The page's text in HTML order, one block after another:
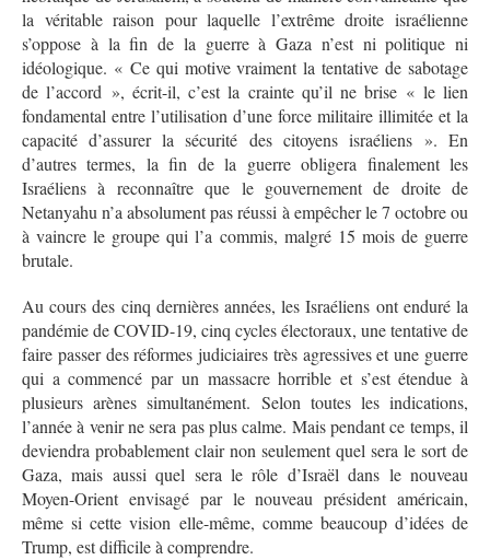
la véritable raison pour laquelle l’extrême droite israélienne
s’oppose à la fin de la guerre à Gaza n’est ni politique ni
idéologique. « Ce qui motive vraiment la tentative de sabotage
de l’accord », écrit-il, c’est la crainte qu’il ne brise « le lien
fondamental entre l’utilisation d’une force militaire illimitée et la
capacité d’assurer la sécurité des citoyens israéliens ». En
d’autres termes, la fin de la guerre obligera finalement les
Israéliens à reconnaître que le gouvernement de droite de
Netanyahu n’a absolument pas réussi à empêcher le 7 octobre ou
à vaincre le groupe qui l’a commis, malgré 15 mois de guerre
brutale.
Au cours des cinq dernières années, les Israéliens ont enduré la
pandémie de COVID-19, cinq cycles électoraux, une tentative de
faire passer des réformes judiciaires très agressives et une guerre
qui a commencé par un massacre horrible et s’est étendue à
plusieurs arènes simultanément. Selon toutes les indications,
l’année à venir ne sera pas plus calme. Mais pendant ce temps, il
deviendra probablement clair non seulement quel sera le sort de
Gaza, mais aussi quel sera le rôle d’Israël dans le nouveau
Moyen-Orient envisagé par le nouveau président américain,
même si cette vision elle-même, comme beaucoup d’idées de
Trump, est difficile à comprendre.